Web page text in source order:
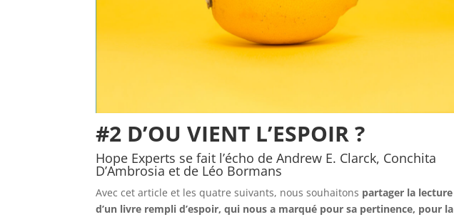
#2 D’OU VIENT L’ESPOIR ?
Hope Experts se fait l’écho de Andrew E. Clarck, Conchita
D’Ambrosia et de Léo Bormans
Avec cet article et les quatre suivants, nous souhaitons partager la lecture
d’un livre rempli d’espoir, qui nous a marqué pour sa pertinence, pour la